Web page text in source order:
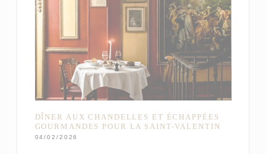
DÎNER AUX CHANDELLES ET ÉCHAPPÉES
GOURMANDES POUR LA SAINT-VALENTIN
04/02/2026